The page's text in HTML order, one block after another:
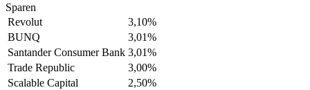
Sparen
Revolut
3,10%
BUNQ
3,01%
Santander Consumer Bank 3,01%
Trade Republic
3,00%
Scalable Capital
2,50%